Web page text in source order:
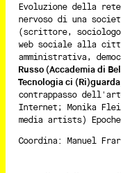
Evoluzione della
nervoso di una
(scrittore, sociologo,
web sociale alla
amministrativa,
Russo (Accademia di
Tecnologia ci
contrappasso
Internet; Monika
media artists)
Coordina: Manuel